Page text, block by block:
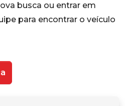
busca ou entrar em
para encontrar o veículo